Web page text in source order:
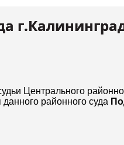
Центрального
районного суда